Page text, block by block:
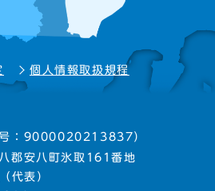
個人情報取扱規程
号：9000020213837）
郡安八町氷取161番地
（代表）